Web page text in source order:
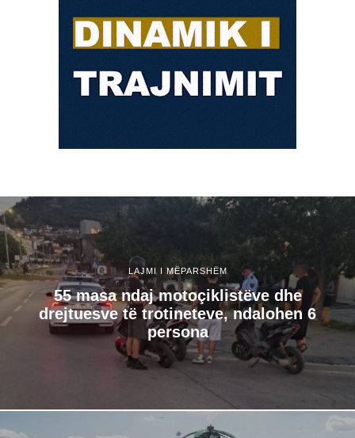
LAJMI I MËPARSHËM
55 masa ndaj motoçiklistëve dhe
drejtuesve të trotineteve, ndalohen 6
persona